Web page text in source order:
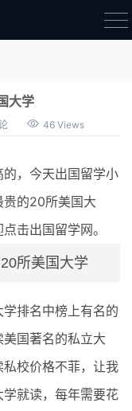
大学
46 Views
，今天出国留学小
的20所美国大
击出国留学网。
所美国大学
排名中榜上有名的
国著名的私立大
校价格不菲，让我
就读，每年需要花